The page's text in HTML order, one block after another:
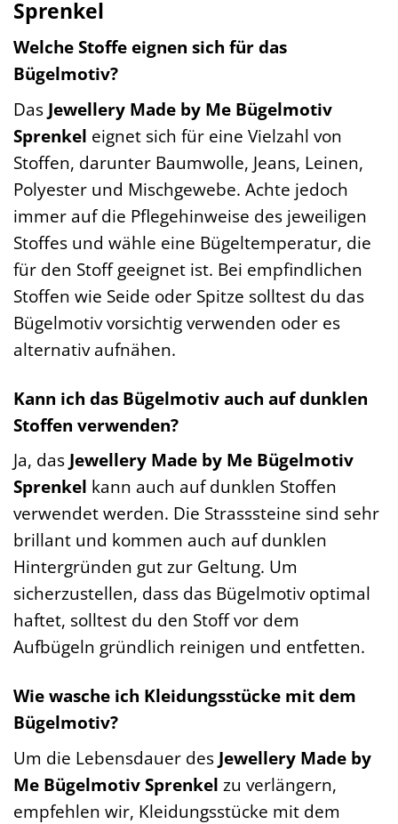
Sprenkel
Welche Stoffe eignen sich für das
Bügelmotiv?
Das Jewellery Made by Me Bügelmotiv
Sprenkel eignet sich für eine Vielzahl von
Stoffen, darunter Baumwolle, Jeans, Leinen,
Polyester und Mischgewebe. Achte jedoch
immer auf die Pflegehinweise des jeweiligen
Stoffes und wähle eine Bügeltemperatur, die
für den Stoff geeignet ist. Bei empfindlichen
Stoffen wie Seide oder Spitze solltest du das
Bügelmotiv vorsichtig verwenden oder es
alternativ aufnähen.
Kann ich das Bügelmotiv auch auf dunklen
Stoffen verwenden?
Ja, das Jewellery Made by Me Bügelmotiv
Sprenkel kann auch auf dunklen Stoffen
verwendet werden. Die Strasssteine sind sehr
brillant und kommen auch auf dunklen
Hintergründen gut zur Geltung. Um
sicherzustellen, dass das Bügelmotiv optimal
haftet, solltest du den Stoff vor dem
Aufbügeln gründlich reinigen und entfetten.
Wie wasche ich Kleidungsstücke mit dem
Bügelmotiv?
Um die Lebensdauer des Jewellery Made by
Me Bügelmotiv Sprenkel zu verlängern,
empfehlen wir, Kleidungsstücke mit dem